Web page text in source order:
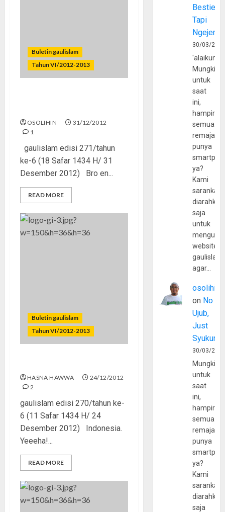
Buletin gaulislam
Tahun VI/2012-2013
OSOLIHIN
31/12/2012
1
gaulislam edisi 271/tahun
ke-6 (18 Safar 1434 H/ 31
Desember 2012) Bro en...
READ MORE
Buletin gaulislam
Tahun VI/2012-2013
HASNA HAWWA
24/12/2012
2
gaulislam edisi 270/tahun ke-
6 (11 Safar 1434 H/ 24
Desember 2012) Indonesia.
Yeeeha!...
READ MORE
Bestie
Tapi
30/03/
Mungkin
untuk
saat
ini,
hampir
semua
remaja
punya
ya?
Kami
sarankan,
diarahkan
saja
untuk
website
agar…
osolihin
on No
Ujub,
Just
Syukur
30/03/
Mungkin
untuk
saat
ini,
hampir
semua
remaja
punya
ya?
Kami
sarankan,
diarahkan
saja